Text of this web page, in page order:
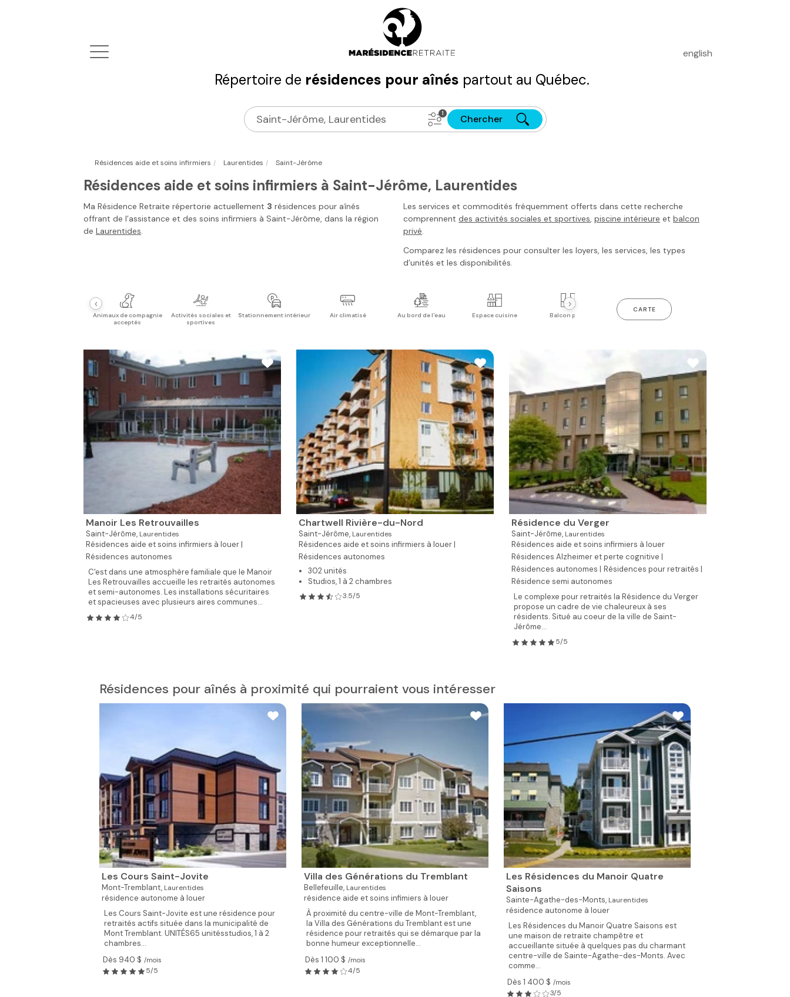
Répertoire de résidences pour aînés partout au Québec.
english
Chercher
Résidences aide et soins infirmiers | Laurentides | Saint-Jérôme
Résidences aide et soins infirmiers à Saint-Jérôme, Laurentides
Ma Résidence Retraite répertorie actuellement 3 résidences pour aînés
offrant de l’assistance et des soins infirmiers à Saint-Jérôme, dans la région
de Laurentides.
Les services et commodités fréquemment offerts dans cette recherche
comprennent des activités sociales et sportives, piscine intérieure et balcon
privé.
Comparez les résidences pour consulter les loyers, les services, les types
d’unités et les disponibilités.
Animaux de compagnie
acceptés
Activités sociales et
sportives
Stationnement intérieur Air climatisé Au bord de l'eau Espace cuisine Balcon privé Piscine intérieure
‹ ›
CARTE
Manoir Les Retrouvailles
Saint-Jérôme, Laurentides
Résidences aide et soins infirmiers à louer |
Résidences autonomes
C'est dans une atmosphère familiale que le Manoir
Les Retrouvailles accueille les retraités autonomes
et semi-autonomes. Les installations sécuritaires
et spacieuses avec plusieurs aires communes...
4/5
Chartwell Rivière-du-Nord
Saint-Jérôme, Laurentides
Résidences aide et soins infirmiers à louer |
Résidences autonomes
302 unités
Studios, 1 à 2 chambres
3.5/5
Résidence du Verger
Saint-Jérôme, Laurentides
Résidences aide et soins infirmiers à louer
Résidences Alzheimer et perte cognitive |
Résidences autonomes | Résidences pour retraités |
Résidence semi autonomes
Le complexe pour retraités la Résidence du Verger
propose un cadre de vie chaleureux à ses
résidents. Situé au coeur de la ville de Saint-
Jérôme...
5/5
Résidences pour aînés à proximité qui pourraient vous intéresser
Les Cours Saint-Jovite
Mont-Tremblant, Laurentides
résidence autonome à louer
Les Cours Saint-Jovite est une résidence pour
retraités actifs située dans la municipalité de
Mont Tremblant. UNITÉS65 unitésstudios, 1 à 2
chambres...
Dès 940 $ /mois
5/5
Villa des Générations du Tremblant
Bellefeuille, Laurentides
résidence aide et soins infimiers à louer
À proximité du centre-ville de Mont-Tremblant,
la Villa des Générations du Tremblant est une
résidence pour retraités qui se démarque par la
bonne humeur exceptionnelle...
Dès 1 100 $ /mois
4/5
Les Résidences du Manoir Quatre
Saisons
Sainte-Agathe-des-Monts, Laurentides
résidence autonome à louer
Les Résidences du Manoir Quatre Saisons est
une maison de retraite champêtre et
accueillante située à quelques pas du charmant
centre-ville de Sainte-Agathe-des-Monts. Avec
comme...
Dès 1 400 $ /mois
3/5